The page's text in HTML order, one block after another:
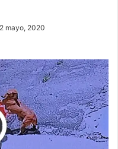
mayo, 2020